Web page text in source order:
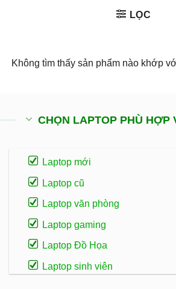
LỌC
Không tìm thấy sản phẩm nào khớp
CHỌN LAPTOP PHÙ HỢP
Laptop mới
Laptop cũ
Laptop văn phòng
Laptop gaming
Laptop Đồ Họa
Laptop sinh viên